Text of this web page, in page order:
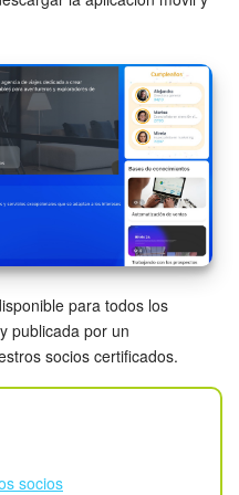
para todos los
publicada por un
socios certificados.
socios